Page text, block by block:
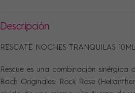
Descripción
RESCATE NOCHES TRANQUILAS
Rescue es una combinación sinérgica
Bach Originales: Rock Rose